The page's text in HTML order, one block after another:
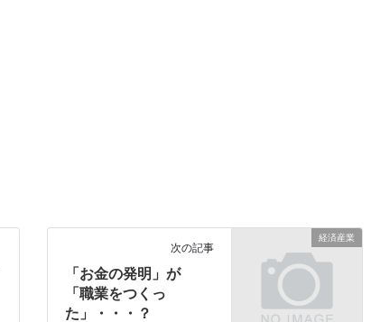
経済産業
次の記事
「お金の発明」が
「職業をつくっ
た」・・・？